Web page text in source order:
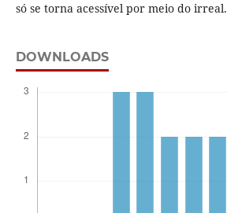
só se torna acessível por meio do irreal.
DOWNLOADS